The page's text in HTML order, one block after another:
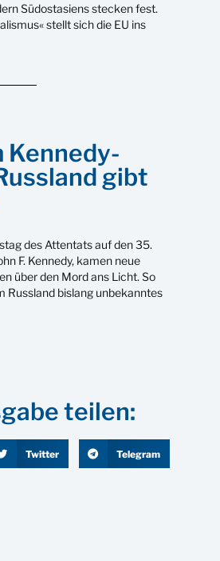
Südostasiens stecken fest.
stellt sich die EU ins
Kennedy-
gibt
des Attentats auf den 35.
F. Kennedy, kamen neue
über den Mord ans Licht. So
Russland bislang unbekanntes
teilen:
Twitter Telegram